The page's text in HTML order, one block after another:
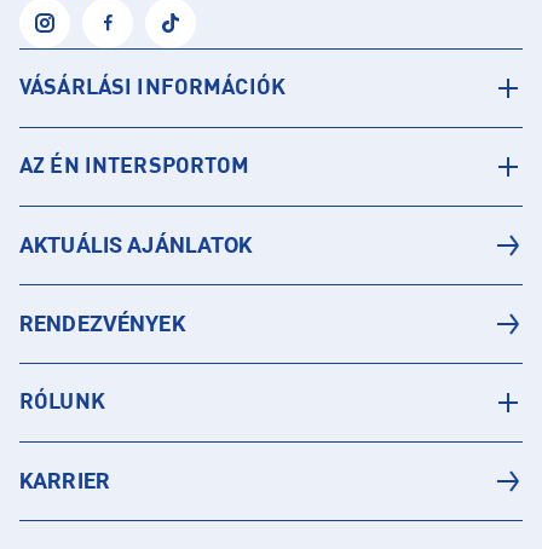
VÁSÁRLÁSI INFORMÁCIÓK
AZ ÉN INTERSPORTOM
AKTUÁLIS AJÁNLATOK
RENDEZVÉNYEK
RÓLUNK
KARRIER